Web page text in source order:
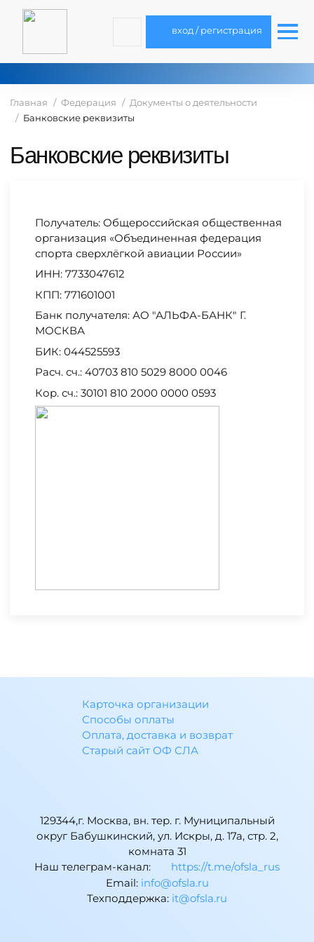
вход / регистрация
Главная Федерация
Документы о деятельности
Банковские реквизиты
Банковские реквизиты
Получатель: Общероссийская общественная
организация «Объединенная федерация
спорта сверхлёгкой авиации России»
ИНН: 7733047612
КПП: 771601001
Банк получателя: АО "АЛЬФА-БАНК" Г.
МОСКВА
БИК: 044525593
Расч. сч.: 40703 810 5029 8000 0046
Кор. сч.: 30101 810 2000 0000 0593
Карточка организации
Способы оплаты
Оплата, доставка и возврат
Старый сайт ОФ СЛА
129344,г. Москва, вн. тер. г. Муниципальный
округ Бабушкинский, ул. Искры, д. 17а, стр. 2,
комната 31
Наш телеграм-канал:
https://t.me/ofsla_rus
Email: ur.alsfo@ofni
Техподдержка: ur.alsfo@ti